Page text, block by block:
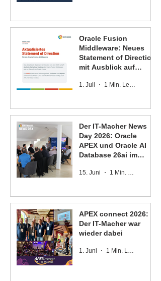
Oracle Fusion
Middleware: Neues
Statement of Direction
mit Ausblick auf
Oracle Reports
1. Juli 1 Min. Lesezeit
Der IT-Macher News
Day 2026: Oracle
APEX und Oracle AI
Database 26ai im
15. Juni 1 Min. Lesezeit
APEX connect 2026:
Der IT-Macher war
wieder dabei
1. Juni 1 Min. Lesezeit